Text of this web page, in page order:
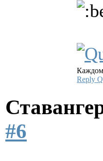
Reply
#6